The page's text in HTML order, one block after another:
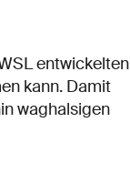
entwickelten
kann. Damit
waghalsigen